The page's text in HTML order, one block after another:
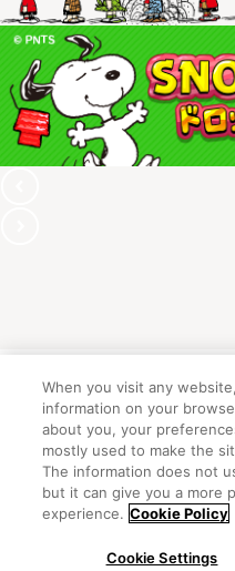
初めての方向けガイド
When you visit any
information on your
about you, your
mostly used to make the
The information does not
but it can give you a more
experience. Cookie Policy
Cookie Settings